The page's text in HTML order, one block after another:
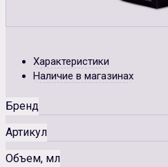
Характеристики
Наличие в магазинах
Бренд
Артикул
Объем, мл